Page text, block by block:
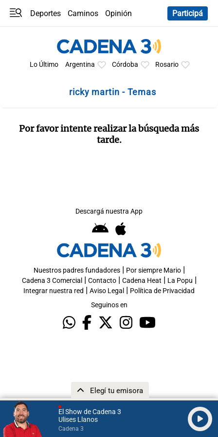
El Show de Cadena 3
Ulises Llanos
Cadena 3
Elegí tu emisora
Deportes Caminos
Opinión
Participá
Lo Último Argentina Córdoba Rosario
ricky martin - Temas
Por favor intente realizar la búsqueda más
tarde.
Descargá nuestra App
Nuestros padres fundadores| Por siempre Mario|
Cadena 3 Comercial | Contacto| Cadena Heat | La Popu |
Integrar nuestra red | Aviso Legal | Política de Privacidad
Seguinos en